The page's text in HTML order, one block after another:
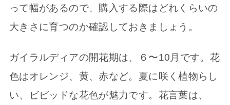
って幅があるので、購入する際はどれくらいの
大きさに育つのか確認しておきましょう。
ガイラルディアの開花期は、６〜10月です。花
色はオレンジ、黄、赤など。夏に咲く植物らし
い、ビビッドな花色が魅力です。花言葉は、